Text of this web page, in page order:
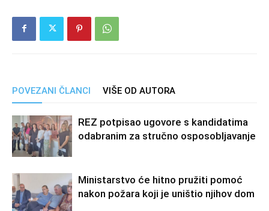
POVEZANI ČLANCI VIŠE OD AUTORA
REZ potpisao ugovore s kandidatima
odabranim za stručno osposobljavanje
Ministarstvo će hitno pružiti pomoć
nakon požara koji je uništio njihov dom